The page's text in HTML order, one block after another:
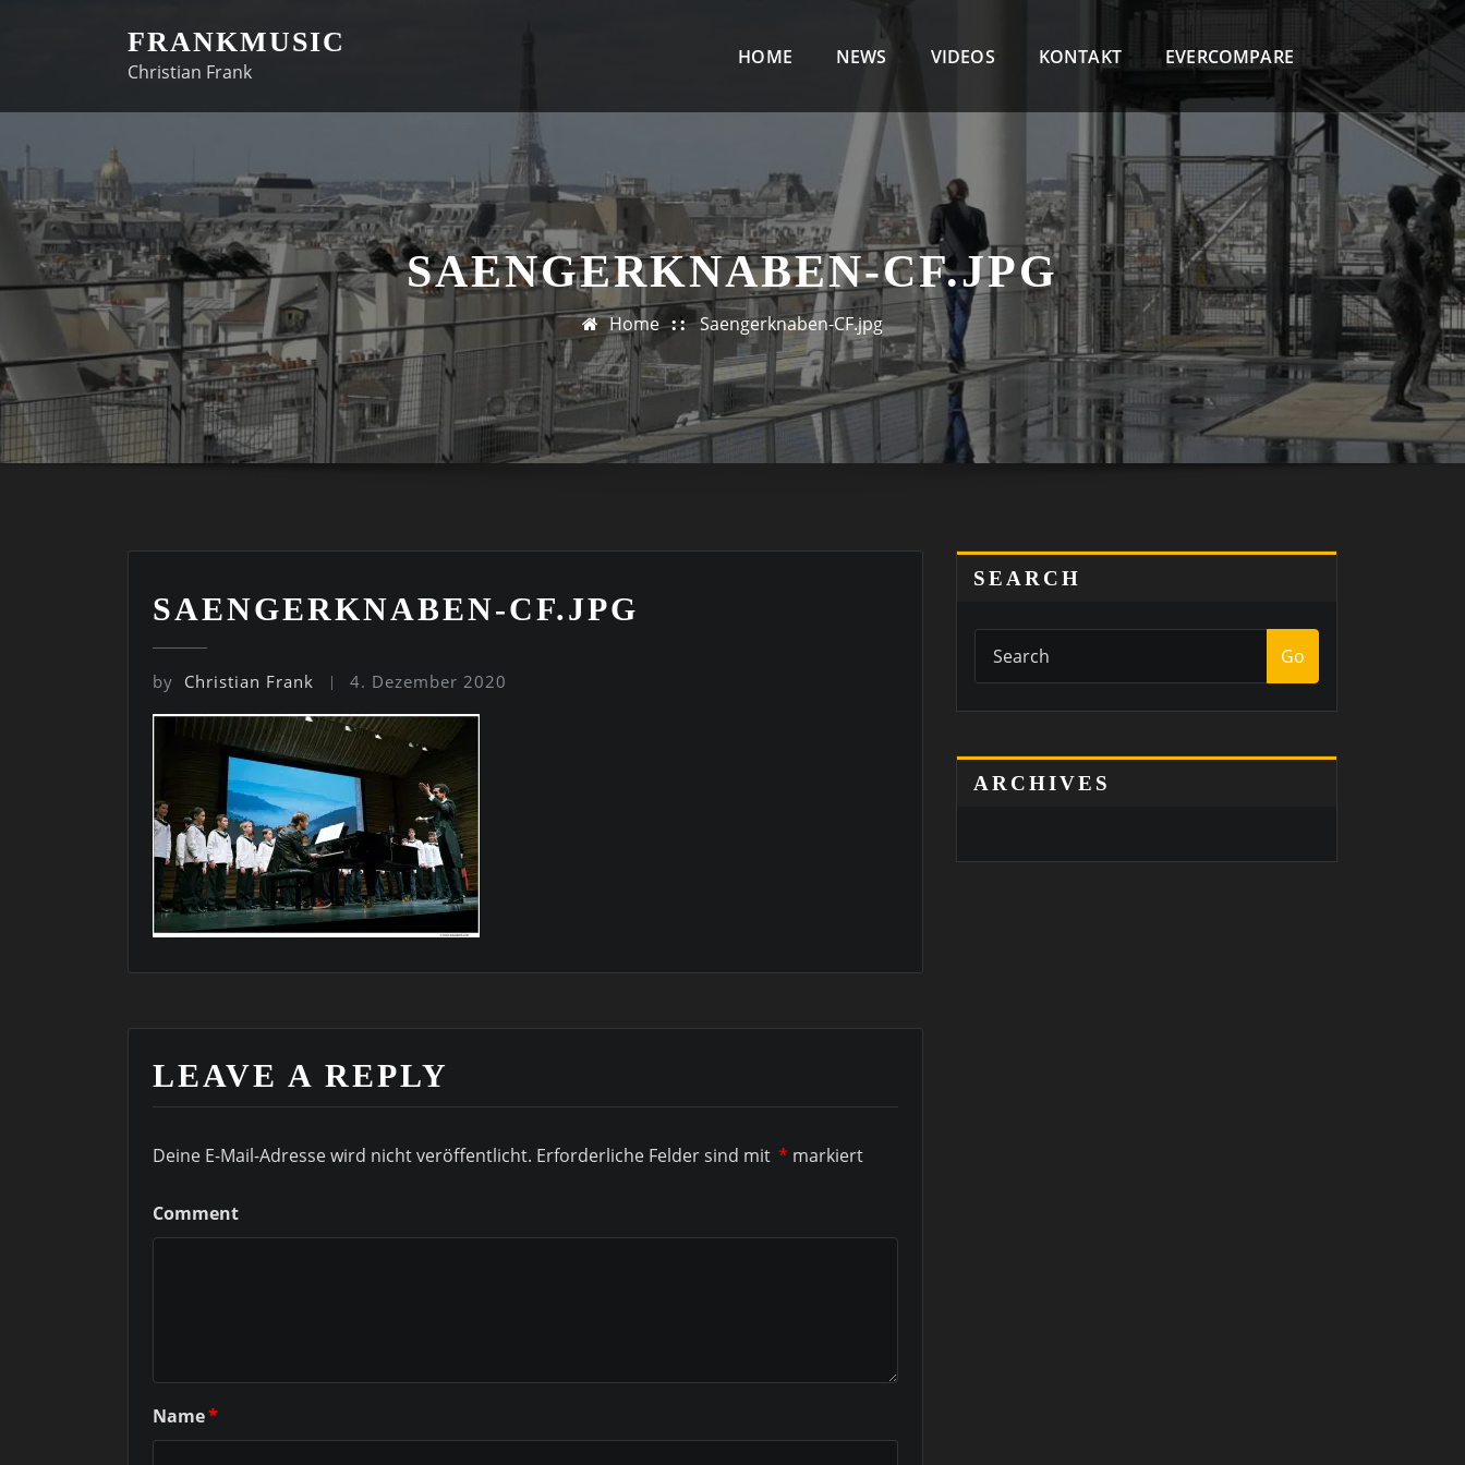
FRANKMUSIC
Christian Frank
HOME NEWS VIDEOS KONTAKT EVERCOMPARE
SAENGERKNABEN-CF.JPG
Home Saengerknaben-CF.jpg
SAENGERKNABEN-CF.JPG
by Christian Frank 4. Dezember 2020
LEAVE A REPLY
Deine E-Mail-Adresse wird nicht veröffentlicht. Erforderliche Felder sind mit * markiert
Comment
Name*
SEARCH
Go
ARCHIVES